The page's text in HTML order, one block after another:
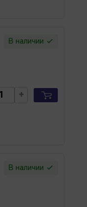
В наличии
+
В наличии